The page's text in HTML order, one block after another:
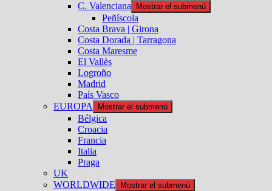
C. Valenciana
Mostrar el submenú
Peñíscola
Costa Brava | Girona
Costa Dorada | Tarragona
Costa Maresme
El Vallès
Logroño
Madrid
País Vasco
EUROPA
Mostrar el submenú
Bélgica
Croacia
Francia
Italia
Praga
UK
WORLDWIDE
Mostrar el submenú